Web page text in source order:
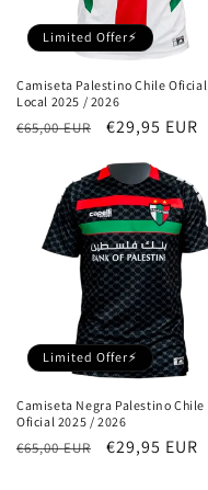
Limited Offer⚡
Camiseta Palestino Chile Oficial
Local 2025 / 2026
Precio
€65,00 EUR
Precio
oferta
€29,95 EUR
Limited Offer⚡
Camiseta Negra Palestino Chile
Oficial 2025 / 2026
Precio
€65,00 EUR
Precio
€29,95 EUR